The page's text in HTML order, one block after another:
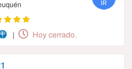
| Hoy cerrado.